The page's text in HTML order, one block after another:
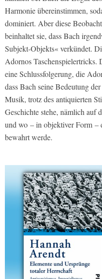
Harmonie übereinstimmen,
dominiert. Aber diese
beinhaltet sie, dass Bach
Subjekt-Objekts« verkündet.
Adornos Taschenspielertricks.
eine Schlussfolgerung, die
dass Bach seine Bedeutung
Musik, trotz des antiquierten
Geschichte stehe, nämlich auf
und wo – in objektiver Form –
bewahrt werde.